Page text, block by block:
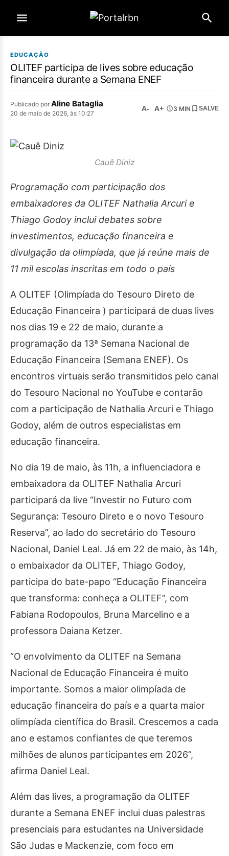
EDUCAÇÃO
OLITEF participa de lives sobre educação
financeira durante a Semana ENEF
Publicado por Aline Bataglia
20 de maio de 2026, às 10:27
A- A+ 3 MIN SALVE
Cauê Diniz
Programação com participação dos
embaixadores da OLITEF Nathalia Arcuri e
Thiago Godoy inclui debates sobre
investimentos, educação financeira e
divulgação da olimpíada, que já reúne mais de
11 mil escolas inscritas em todo o país
A OLITEF (Olimpíada do Tesouro Direto de
Educação Financeira ) participará de duas lives
nos dias 19 e 22 de maio, durante a
programação da 13ª Semana Nacional de
Educação Financeira (Semana ENEF). Os
encontros virtuais serão transmitidos pelo canal
do Tesouro Nacional no YouTube e contarão
com a participação de Nathalia Arcuri e Thiago
Godoy, além de outros especialistas em
educação financeira.
No dia 19 de maio, às 11h, a influenciadora e
embaixadora da OLITEF Nathalia Arcuri
participará da live “Investir no Futuro com
Segurança: Tesouro Direto e o novo Tesouro
Reserva”, ao lado do secretário do Tesouro
Nacional, Daniel Leal. Já em 22 de maio, às 14h,
o embaixador da OLITEF, Thiago Godoy,
participa do bate-papo “Educação Financeira
que transforma: conheça a OLITEF”, com
Fabiana Rodopoulos, Bruna Marcelino e a
professora Daiana Ketzer.
“O envolvimento da OLITEF na Semana
Nacional de Educação Financeira é muito
importante. Somos a maior olimpíada de
educação financeira do país e a quarta maior
olimpíada científica do Brasil. Crescemos a cada
ano e estamos confiantes de que teremos
milhões de alunos participantes em 2026”,
afirma Daniel Leal.
Além das lives, a programação da OLITEF
durante a Semana ENEF inclui duas palestras
presenciais para estudantes na Universidade
São Judas e Mackenzie, com foco em